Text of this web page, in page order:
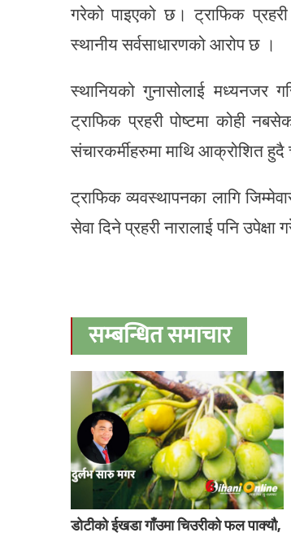
गरेको पाइएको छ। ट्राफिक
स्थानीय सर्वसाधारणको आरोप छ ।
स्थानियको गुनासोलाई मध्यनजर
ट्राफिक प्रहरी पोष्टमा कोही
संचारकर्मीहरुमा माथि आक्रोशित हुदै
ट्राफिक व्यवस्थापनका लागि
सेवा दिने प्रहरी नारालाई पनि
सम्बन्धित समाचार
डोटीको ईखडा गाँउमा चिउरीको फल पाक्यौ,